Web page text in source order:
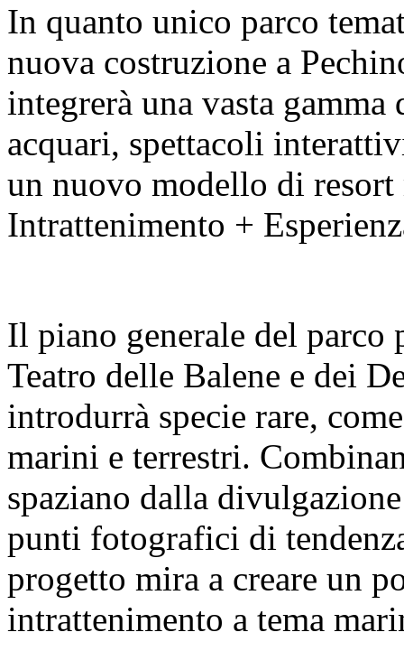
In quanto unico parco
nuova costruzione a
integrerà una vasta
acquari, spettacoli
un nuovo modello di
Intrattenimento +
Il piano generale del
Teatro delle Balene e dei
introdurrà specie rare,
marini e terrestri.
spaziano dalla
punti fotografici di
progetto mira a creare un
intrattenimento a tema